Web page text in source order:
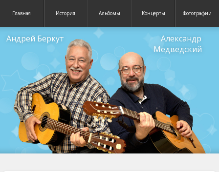
Главная История Альбомы Концерты Фотографии
Андрей Беркут
Александр
Медведский